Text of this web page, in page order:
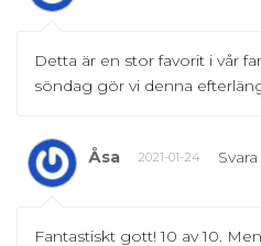
Detta är en stor favorit i vår
söndag gör vi denna
Åsa 2021-01-24 Svara
Fantastiskt gott! 10 av 10.